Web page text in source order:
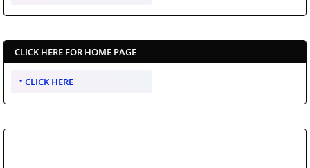
CLICK HERE FOR HOME PAGE
CLICK HERE